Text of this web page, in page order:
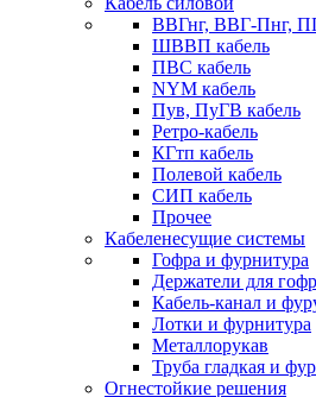
ВВГнг, ВВГ-Пнг,
ШВВП кабель
ПВС кабель
NYM кабель
Пув, ПуГВ кабель
Ретро-кабель
КГтп кабель
Полевой кабель
СИП кабель
Прочее
Кабеленесущие системы
Гофра и фурнитура
Держатели для
Кабель-канал и
Лотки и фурнитура
Металлорукав
Труба гладкая и
Огнестойкие решения